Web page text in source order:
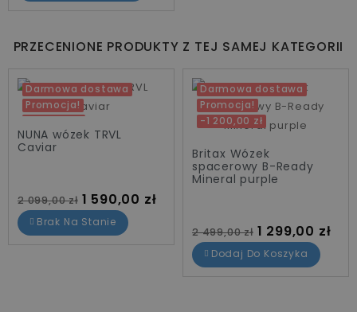
PRZECENIONE PRODUKTY Z TEJ SAMEJ KATEGORII
Darmowa dostawa
Promocja!
-509,00 zł
NUNA wózek TRVL
Caviar
Cena standardowa
2 099,00 zł Cena
1 590,00 zł
Brak Na Stanie
Darmowa dostawa
Promocja!
-1 200,00 zł
Britax Wózek
spacerowy B-Ready
Mineral purple
Cena standardowa
2 499,00 zł Cena
1 299,00 zł
Dodaj Do Koszyka